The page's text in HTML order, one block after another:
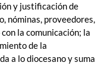
y justificación de
nóminas, proveedores,
la comunicación; la
de la
a lo diocesano y suma